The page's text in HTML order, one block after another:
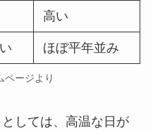
高い
ほぼ平年並み
ページより
しては、高温な日が